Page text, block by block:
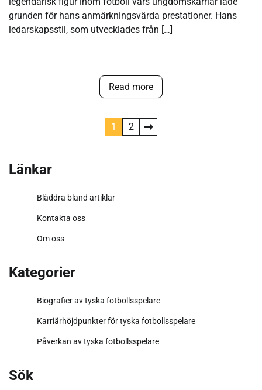
grunden för hans anmärkningsvärda prestationer. Hans
ledarskapsstil, som utvecklades från […]
Read more
1 2
Länkar
Bläddra bland artiklar
Kontakta oss
Om oss
Kategorier
Biografier av tyska fotbollsspelare
Karriärhöjdpunkter för tyska fotbollsspelare
Påverkan av tyska fotbollsspelare
Sök